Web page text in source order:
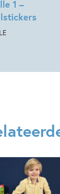
1 –